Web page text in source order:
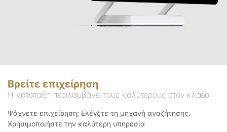
Βρείτε επιχείρηση
Η κατάταξη περιλαμβάνει τους καλύτερους στον κλάδο
Ψάχνετε επιχείρηση; Ελέγξτε τη μηχανή αναζήτησης.
Χρησιμοποιήστε την καλύτερη υπηρεσία